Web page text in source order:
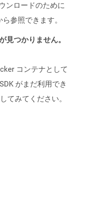
ンロードのために
参照できます。
見つかりません。
コンテナとして
がまだ利用でき
てみてください。